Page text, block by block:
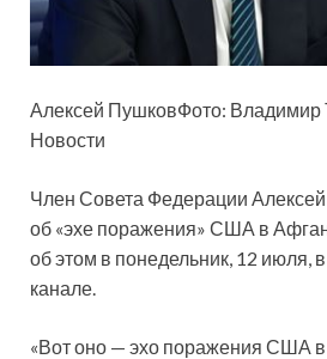
Алексей ПушковФото:
Новости
Член Совета Федерации
об «эхе поражения» США в
об этом в понедельник, 12 июля,
канале.
«Вот оно — эхо поражения США